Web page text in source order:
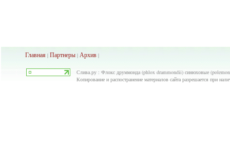
Главная| Партнеры| Архив|
Слива.ру : Флокс друммонда (phlox drammondii) синюховые
Копирование и распостранение материалов сайта разрешается при